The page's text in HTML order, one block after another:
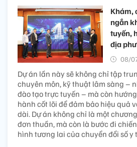
Khám,
ngắn
tuyến,
địa
08/
Dự án lần này sẽ không chỉ tập
chuyên môn, kỹ thuật lâm sàng –
đào tạo trực tuyến – mà còn
hành cốt lõi để đảm bảo hiệu quả
dài. Dự án không chỉ là một
đơn thuần, mà còn là bước đi
hình tương lai của chuyển đổi số y